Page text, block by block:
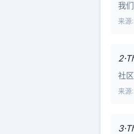
我
来源
社
来源